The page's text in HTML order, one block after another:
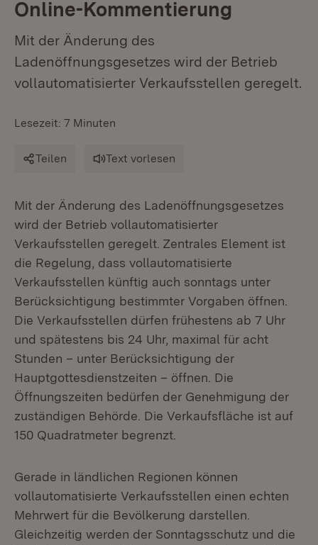
Online-Kommentierung
Mit der Änderung des
Ladenöffnungsgesetzes wird der Betrieb
vollautomatisierter Verkaufsstellen geregelt.
Lesezeit: 7 Minuten
Teilen Text vorlesen
Mit der Änderung des Ladenöffnungsgesetzes
wird der Betrieb vollautomatisierter
Verkaufsstellen geregelt. Zentrales Element ist
die Regelung, dass vollautomatisierte
Verkaufsstellen künftig auch sonntags unter
Berücksichtigung bestimmter Vorgaben öffnen.
Die Verkaufsstellen dürfen frühestens ab 7 Uhr
und spätestens bis 24 Uhr, maximal für acht
Stunden – unter Berücksichtigung der
Hauptgottesdienstzeiten – öffnen. Die
Öffnungszeiten bedürfen der Genehmigung der
zuständigen Behörde. Die Verkaufsfläche ist auf
150 Quadratmeter begrenzt.
Gerade in ländlichen Regionen können
vollautomatisierte Verkaufsstellen einen echten
Mehrwert für die Bevölkerung darstellen.
Gleichzeitig werden der Sonntagsschutz und die